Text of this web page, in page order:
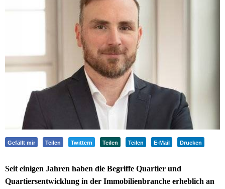
Gefällt mir Teilen Twittern Teilen Teilen E-Mail Drucken
Seit einigen Jahren haben die Begriffe Quartier und
Quartiersentwicklung in der Immobilienbranche erheblich an